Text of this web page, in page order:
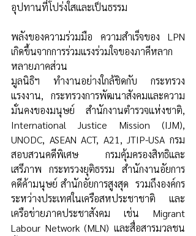
อุปทานที่โปร่งใสและเป็นธรรม
พลังของความร่วมมือ ความสำเร็จของ LPN
เกิดขึ้นจากการร่วมแรงร่วมใจของภาคีหลาก
หลายภาคส่วน
มูลนิธิฯ ทำงานอย่างใกล้ชิดกับ กระทรวง
แรงงาน, กระทรวงการพัฒนาสังคมและความ
มั่นคงของมนุษย์ สำนักงานตำรวจแห่งชาติ,
International Justice Mission (IJM),
UNODC, ASEAN ACT, A21, JTIP-USA กรม
สอบสวนคดีพิเศษ  กรมคุ้มครองสิทธิและ
เสรีภาพ  กระทรวงยุติธรรม  สำนักงานอัยการ
คดีค้ามนุษย์ สำนักอัยการสูงสุด  รวมถึงองค์กร
ระหว่างประเทศในเครือสหประชาชาติ และ
เครือข่ายภาคประชาสังคม เช่น Migrant
Labour Network (MLN) และสื่อสารมวลชน